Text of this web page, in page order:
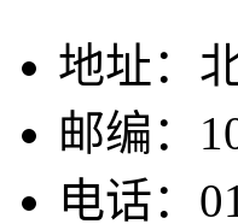
地址：
邮编：
电话：